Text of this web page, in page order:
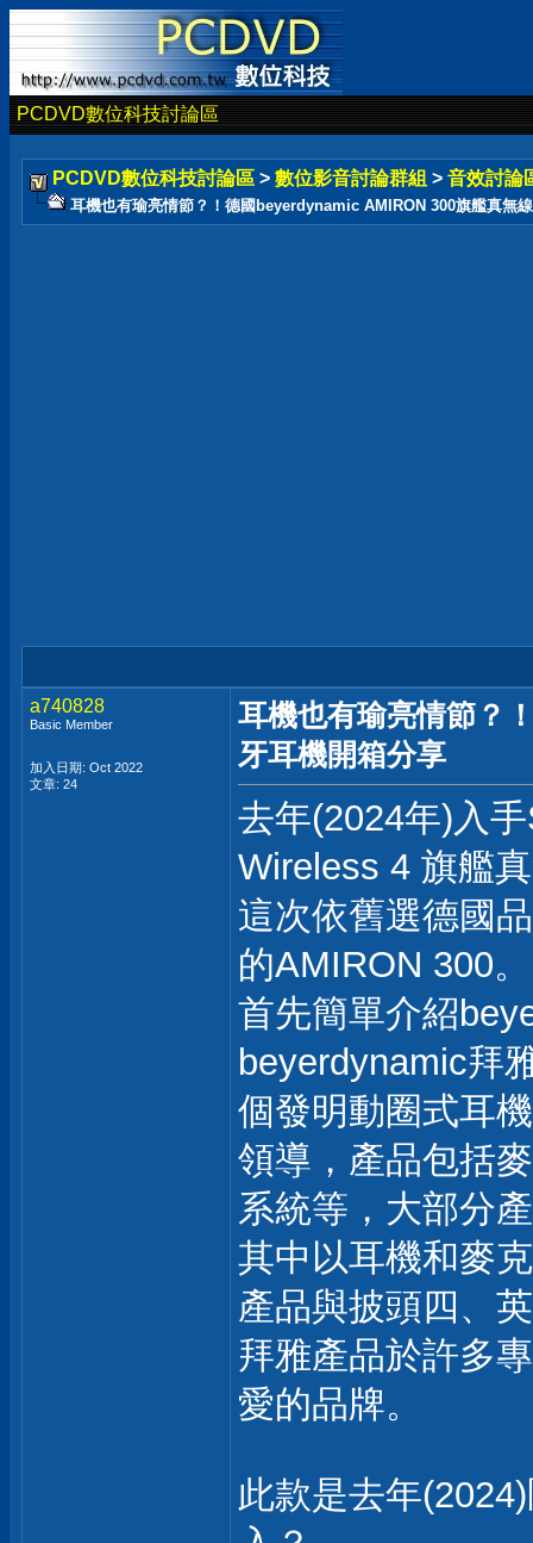
PCDVD數位科技討論區
PCDVD數位科技討論區 > 數位影音討論群組 > 音效討論
耳機也有瑜亮情節？！德國beyerdynamic AMIRON 300旗艦真無
a740828
Basic Member
加入日期: Oct 2022
文章: 24
耳機也有瑜亮情節？
牙耳機開箱分享
去年(2024年)入
Wireless 4 旗艦
這次依舊選德國
的AMIRON 300。
首先簡單介紹
beyerdynamic拜
個發明動圈式耳
領導，產品包括
系統等，大部分
其中以耳機和麥
產品與披頭四、
拜雅產品於許多
愛的品牌。
此款是去年